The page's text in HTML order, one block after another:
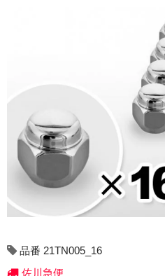
14インチ：冬タイヤホイー
15インチ：冬タイヤホイー
16インチ：冬タイヤホイー
17インチ：冬タイヤホイール
18インチ：冬タイヤホイール
19インチ：冬タイヤホイー
夏タイヤホイール
品番 21TN005_16
佐川急便